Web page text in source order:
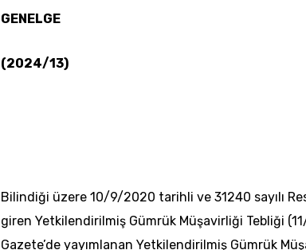
GENELGE
(2024/13)
Bilindiği üzere 10/9/2020 tarihli ve 31240 sayılı
giren Yetkilendirilmiş Gümrük Müşavirliği Tebliği
Gazete’de yayımlanan Yetkilendirilmiş Gümrük